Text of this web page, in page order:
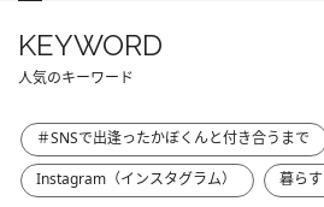
KEYWORD
人気のキーワード
＃SNSで出逢ったかぼくんと付き合うまで
Instagram（インスタグラム）
暮らす